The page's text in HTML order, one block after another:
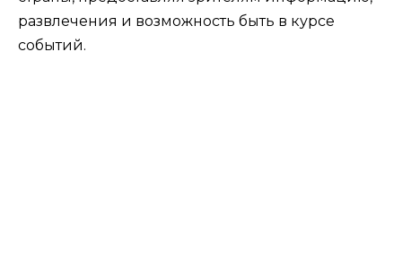
развлечения и возможность быть в курсе
событий.